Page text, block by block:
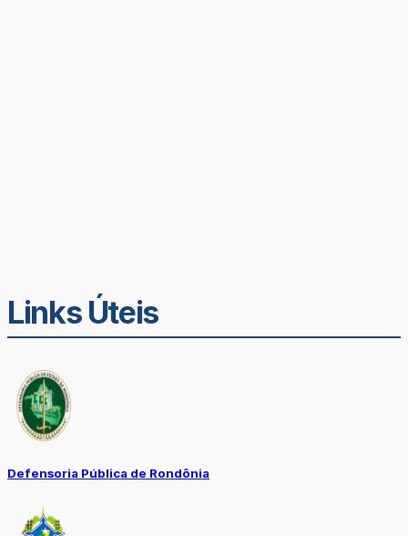
Links Úteis
Defensoria Pública de Rondônia